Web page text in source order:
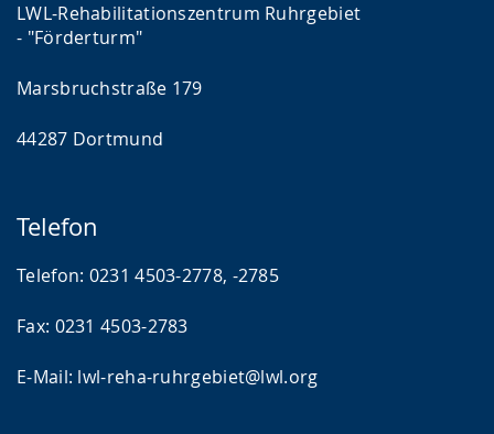
LWL-Rehabilitationszentrum Ruhrgebiet
- "Förderturm"
Marsbruchstraße 179
44287 Dortmund
Telefon
Telefon: 0231 4503-2778, -2785
Fax: 0231 4503-2783
E-Mail: lwl-reha-ruhrgebiet@lwl.org